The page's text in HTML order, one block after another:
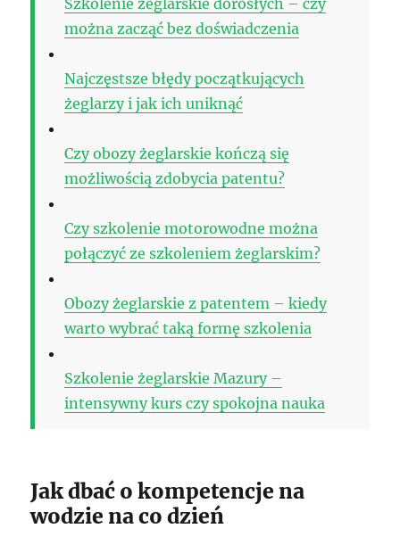
można zacząć bez doświadczenia
Najczęstsze błędy początkujących
żeglarzy i jak ich uniknąć
Czy obozy żeglarskie kończą się
możliwością zdobycia patentu?
Czy szkolenie motorowodne można
połączyć ze szkoleniem żeglarskim?
Obozy żeglarskie z patentem – kiedy
warto wybrać taką formę szkolenia
Szkolenie żeglarskie Mazury –
intensywny kurs czy spokojna nauka
Jak dbać o kompetencje na
wodzie na co dzień